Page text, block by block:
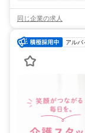
同じ企業の求人
アルバ